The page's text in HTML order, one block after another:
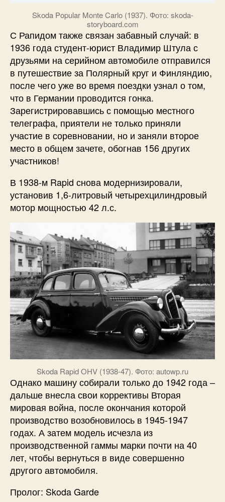
Skoda Popular Monte Carlo (1937). Фото: skoda-
storyboard.com
С Рапидом также связан забавный случай: в
1936 года студент-юрист Владимир Штула с
друзьями на серийном автомобиле отправился
в путешествие за Полярный круг и Финляндию,
после чего уже во время поездки узнал о том,
что в Германии проводится гонка.
Зарегистрировавшись с помощью местного
телеграфа, приятели не только приняли
участие в соревновании, но и заняли второе
место в общем зачете, обогнав 156 других
участников!
В 1938-м Rapid снова модернизировали,
установив 1,6-литровый четырехцилиндровый
мотор мощностью 42 л.с.
Skoda Rapid OHV (1938-47). Фото: autowp.ru
Однако машину собирали только до 1942 года –
дальше внесла свои коррективы Вторая
мировая война, после окончания которой
производство возобновилось в 1945-1947
годах. А затем модель исчезла из
производственной гаммы марки почти на 40
лет, чтобы вернуться в виде совершенно
другого автомобиля.
Пролог: Skoda Garde